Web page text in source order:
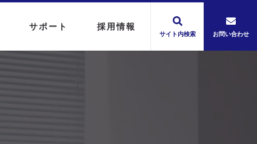
サポート 採用情報
サイト内検索 お問い合わせ